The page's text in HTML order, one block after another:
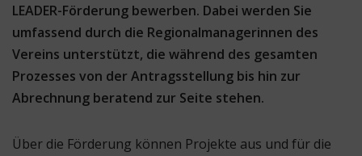
LEADER-Förderung bewerben. Dabei werden Sie
umfassend durch die Regionalmanagerinnen des
Vereins unterstützt, die während des gesamten
Prozesses von der Antragsstellung bis hin zur
Abrechnung beratend zur Seite stehen.
Über die Förderung können Projekte aus und für die